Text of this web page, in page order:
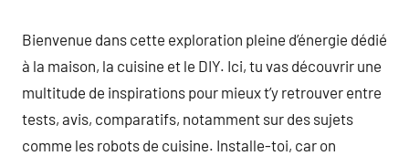
Bienvenue dans cette exploration pleine d’énergie dédié
à la maison, la cuisine et le DIY. Ici, tu vas découvrir une
multitude de inspirations pour mieux t’y retrouver entre
tests, avis, comparatifs, notamment sur des sujets
comme les robots de cuisine. Installe-toi, car on